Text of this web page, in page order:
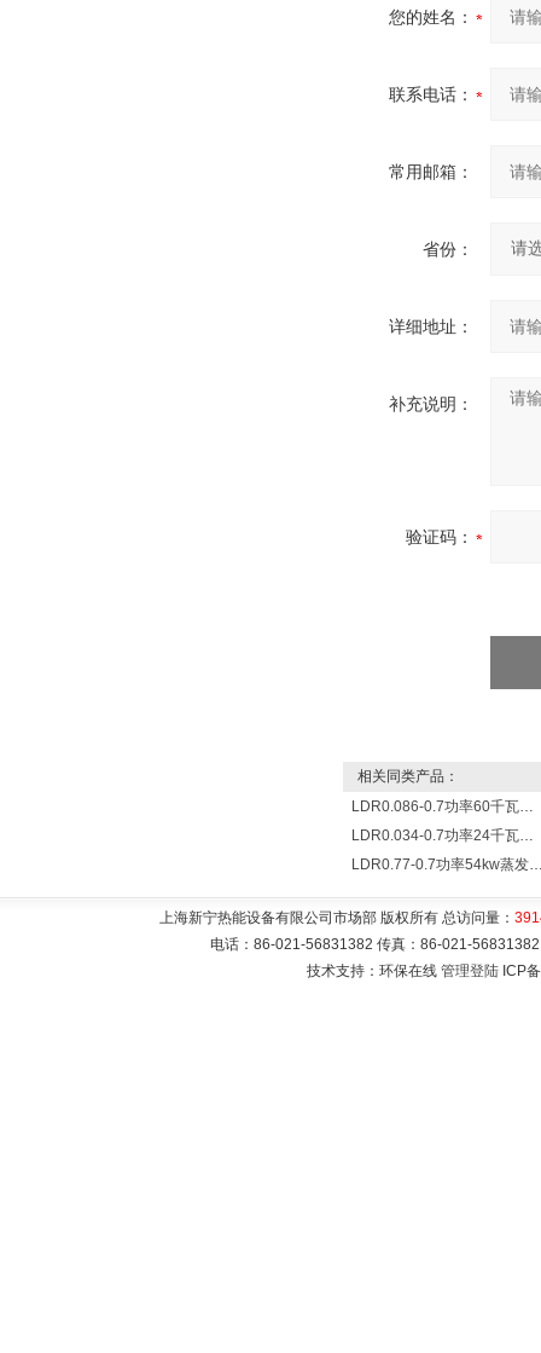
您的姓名：
联系电话：
常用邮箱：
省份：
详细地址：
补充说明：
验证码：
相关同类产品：
LDR0.086-0.7功率60千瓦蒸发量86公斤/小时电锅炉
LDR0.034-0.7功率24千瓦蒸发量34公斤/小时电蒸汽锅炉
LDR0.77-0.7功率54kw蒸发量
上海新宁热能设备有限公司市场部 版权所有 总访问量：
电话：86-021-56831382 传真：86-021-
技术支持：环保在线 管理登陆 ICP